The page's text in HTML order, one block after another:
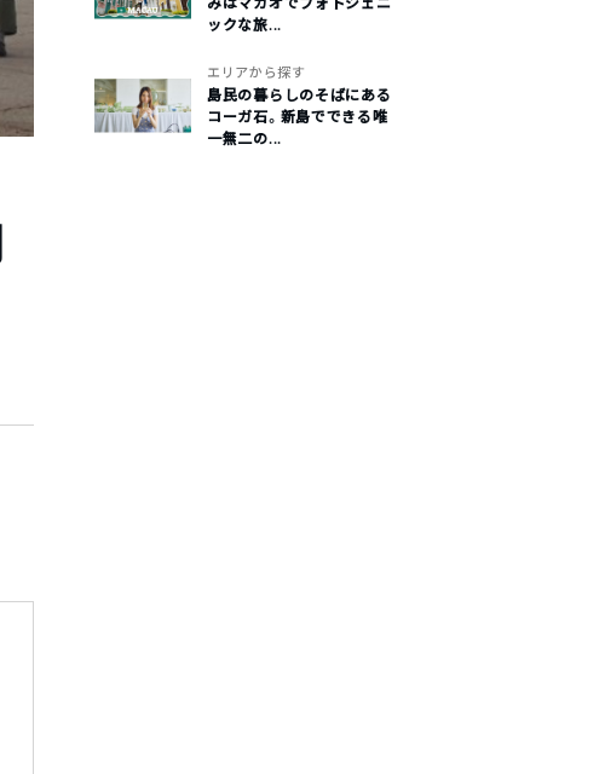
ックな旅...
エリアから探す
島民の暮らしのそばにある
コーガ石。新島でできる唯
一無二の...